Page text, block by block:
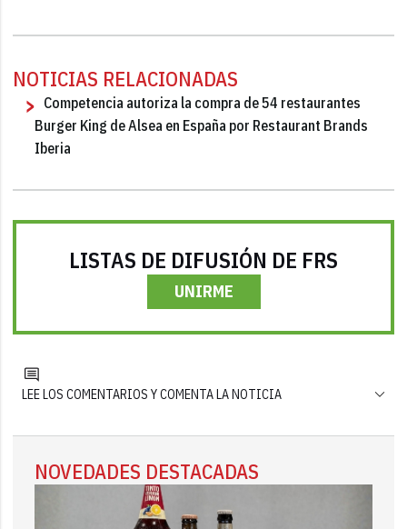
NOTICIAS RELACIONADAS
Competencia autoriza la compra de 54 restaurantes
Burger King de Alsea en España por Restaurant Brands
Iberia
LISTAS DE DIFUSIÓN DE FRS
UNIRME
LEE LOS COMENTARIOS Y COMENTA LA NOTICIA
NOVEDADES DESTACADAS